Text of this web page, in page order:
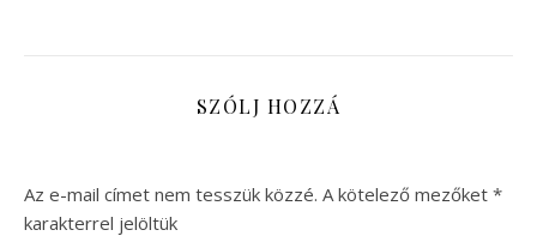
SZÓLJ HOZZÁ
Az e-mail címet nem tesszük közzé. A kötelező mezőket *
karakterrel jelöltük